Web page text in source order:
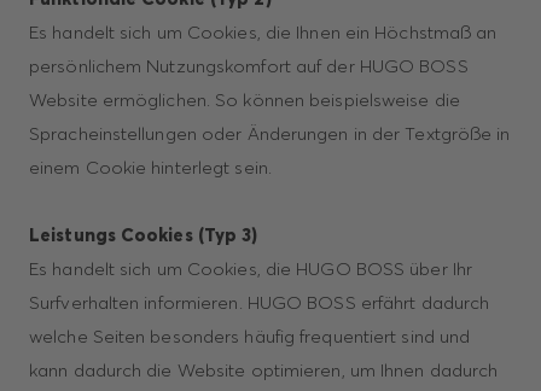
Es handelt sich um Cookies, die Ihnen ein Höchstmaß an
persönlichem Nutzungskomfort auf der HUGO BOSS
Website ermöglichen. So können beispielsweise die
Spracheinstellungen oder Änderungen in der Textgröße in
einem Cookie hinterlegt sein.
Leistungs Cookies (Typ 3)
Es handelt sich um Cookies, die HUGO BOSS über Ihr
Surfverhalten informieren. HUGO BOSS erfährt dadurch
welche Seiten besonders häufig frequentiert sind und
kann dadurch die Website optimieren, um Ihnen dadurch